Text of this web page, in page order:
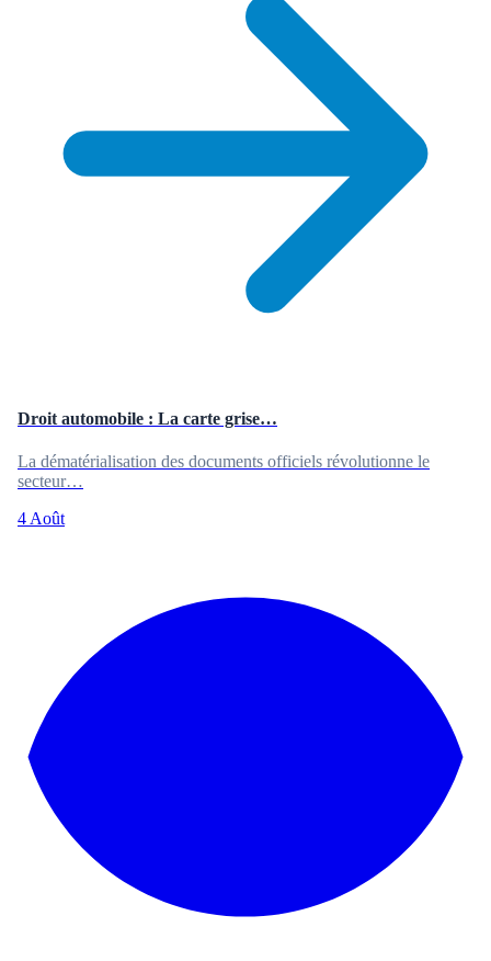
Droit automobile : La carte grise…
La dématérialisation des documents officiels révolutionne le
secteur…
4 Août